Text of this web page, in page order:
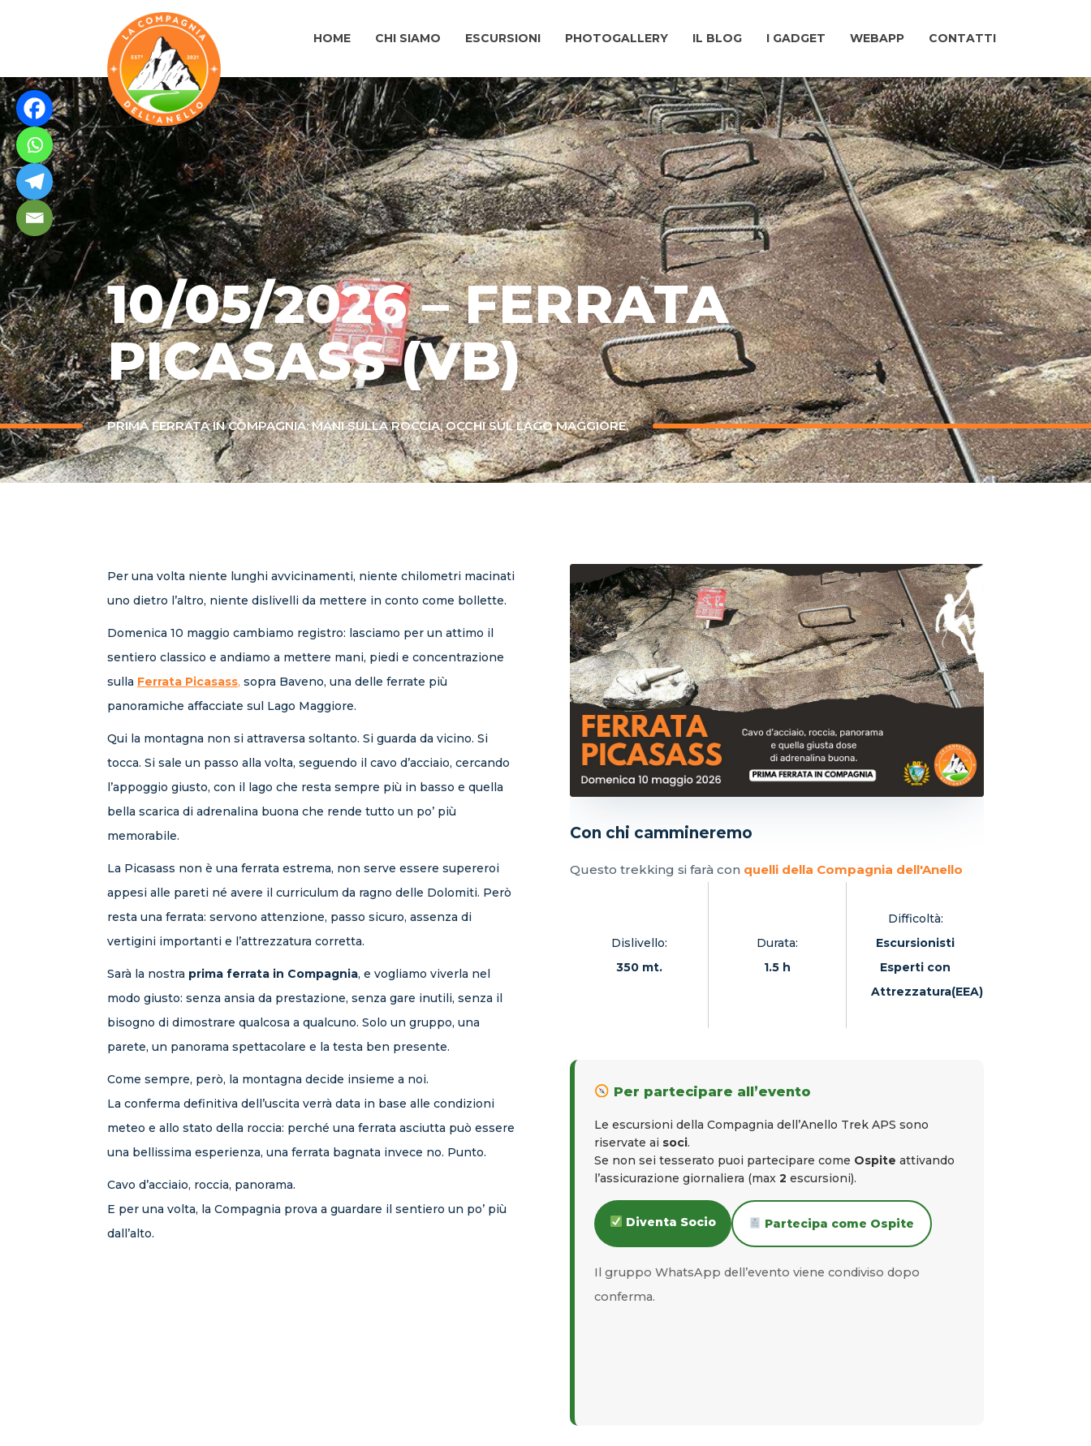
HOME CHI SIAMO ESCURSIONI PHOTOGALLERY IL BLOG I GADGET WEBAPP CONTATTI
10/05/2026 – FERRATA
PICASASS (VB)
PRIMA FERRATA IN COMPAGNIA: MANI SULLA ROCCIA, OCCHI SUL LAGO MAGGIORE.
Per una volta niente lunghi avvicinamenti, niente chilometri macinati
uno dietro l’altro, niente dislivelli da mettere in conto come bollette.
Domenica 10 maggio cambiamo registro: lasciamo per un attimo il
sentiero classico e andiamo a mettere mani, piedi e concentrazione
sulla Ferrata Picasass, sopra Baveno, una delle ferrate più
panoramiche affacciate sul Lago Maggiore.
Qui la montagna non si attraversa soltanto. Si guarda da vicino. Si
tocca. Si sale un passo alla volta, seguendo il cavo d’acciaio, cercando
l’appoggio giusto, con il lago che resta sempre più in basso e quella
bella scarica di adrenalina buona che rende tutto un po’ più
memorabile.
La Picasass non è una ferrata estrema, non serve essere supereroi
appesi alle pareti né avere il curriculum da ragno delle Dolomiti. Però
resta una ferrata: servono attenzione, passo sicuro, assenza di
vertigini importanti e l’attrezzatura corretta.
Sarà la nostra prima ferrata in Compagnia, e vogliamo viverla nel
modo giusto: senza ansia da prestazione, senza gare inutili, senza il
bisogno di dimostrare qualcosa a qualcuno. Solo un gruppo, una
parete, un panorama spettacolare e la testa ben presente.
Come sempre, però, la montagna decide insieme a noi.
La conferma definitiva dell’uscita verrà data in base alle condizioni
meteo e allo stato della roccia: perché una ferrata asciutta può essere
una bellissima esperienza, una ferrata bagnata invece no. Punto.
Cavo d’acciaio, roccia, panorama.
E per una volta, la Compagnia prova a guardare il sentiero un po’ più
dall’alto.
Con chi cammineremo
Questo trekking si farà con quelli della Compagnia dell'Anello
Dislivello:
350 mt.
Durata:
1.5 h
Difficoltà:
Escursionisti
Esperti con
Attrezzatura(EEA)
Per partecipare all’evento
Le escursioni della Compagnia dell’Anello Trek APS sono
riservate ai soci.
Se non sei tesserato puoi partecipare come Ospite attivando
l’assicurazione giornaliera (max 2 escursioni).
Diventa Socio Partecipa come Ospite
Il gruppo WhatsApp dell’evento viene condiviso dopo
conferma.